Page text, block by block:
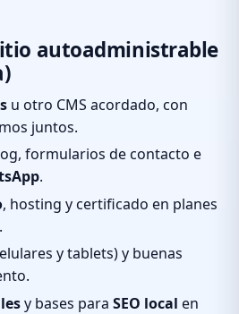
autoadministrable
u otro CMS acordado, con
juntos.
formularios de contacto e
.
, hosting y certificado en planes
y tablets) y buenas
y bases para SEO local en